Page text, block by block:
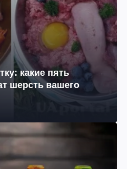
какие пять
шерсть вашего